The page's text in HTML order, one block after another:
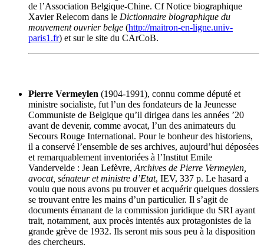
de l’Association Belgique-Chine. Cf Notice biographique
Xavier Relecom dans le Dictionnaire biographique du
mouvement ouvrier belge (http://maitron-en-ligne.univ-
paris1.fr) et sur le site du CArCoB.
Pierre Vermeylen (1904-1991), connu comme député et
ministre socialiste, fut l’un des fondateurs de la Jeunesse
Communiste de Belgique qu’il dirigea dans les années ’20
avant de devenir, comme avocat, l’un des animateurs du
Secours Rouge International. Pour le bonheur des historiens,
il a conservé l’ensemble de ses archives, aujourd’hui déposées
et remarquablement inventoriées à l’Institut Emile
Vandervelde : Jean Lefèvre, Archives de Pierre Vermeylen,
avocat, sénateur et ministre d’Etat, IEV, 337 p. Le hasard a
voulu que nous avons pu trouver et acquérir quelques dossiers
se trouvant entre les mains d’un particulier. Il s’agit de
documents émanant de la commission juridique du SRI ayant
trait, notamment, aux procès intentés aux protagonistes de la
grande grève de 1932. Ils seront mis sous peu à la disposition
des chercheurs.